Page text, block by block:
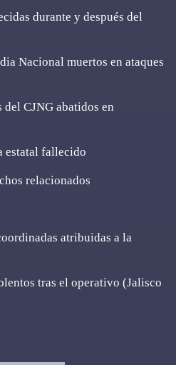
durante y después del
Nacional muertos en ataques
CJNG abatidos en
estatal fallecido
relacionados
atribuidas a la
tras el operativo (Jalisco